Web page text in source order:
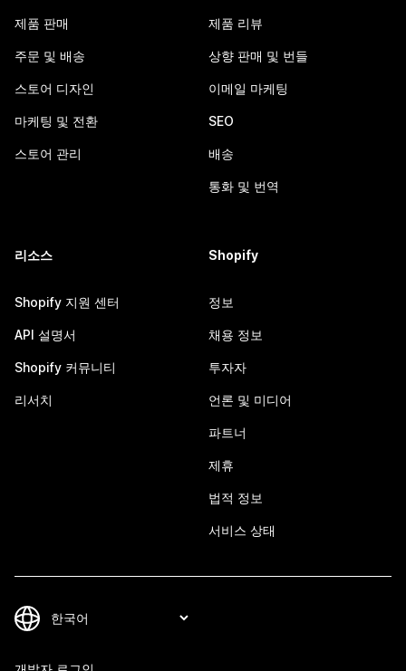
제품 판매
주문 및 배송
스토어 디자인
마케팅 및 전환
스토어 관리
제품 리뷰
상향 판매 및 번들
이메일 마케팅
SEO
배송
통화 및 번역
리소스
Shopify 지원 센터
API 설명서
Shopify 커뮤니티
리서치
Shopify
정보
채용 정보
투자자
언론 및 미디어
파트너
제휴
법적 정보
서비스 상태